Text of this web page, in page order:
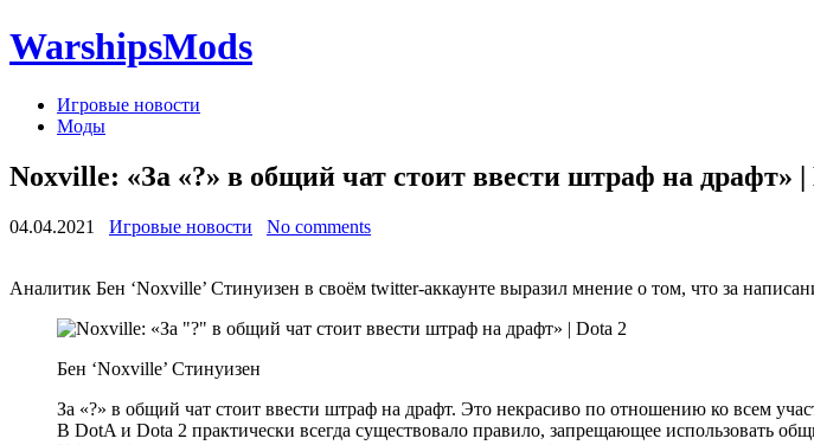
WarshipsMods
Игровые новости
Моды
Noxville: «За «?» в общий чат стоит ввести штраф на драфт» |
04.04.2021 Игровые новости No comments
Аналитик Бен ‘Noxville’ Стинуизен в своём twitter-аккаунте выразил мнение о том, что за
Бен ‘Noxville’ Стинуизен
За «?» в общий чат стоит ввести штраф на драфт. Это некрасиво по отношению ко всем
В DotA и Dota 2 практически всегда существовало правило, запрещающее использовать